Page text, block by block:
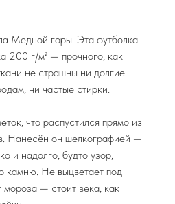
Медной горы. Эта футболка
200 г/м² — прочного, как
не страшны ни долгие
ни частые стирки.
что распустился прямо из
Нанесён он шелкографией —
и надолго, будто узор,
камню. Не выцветает под
мороза — стоит века, как